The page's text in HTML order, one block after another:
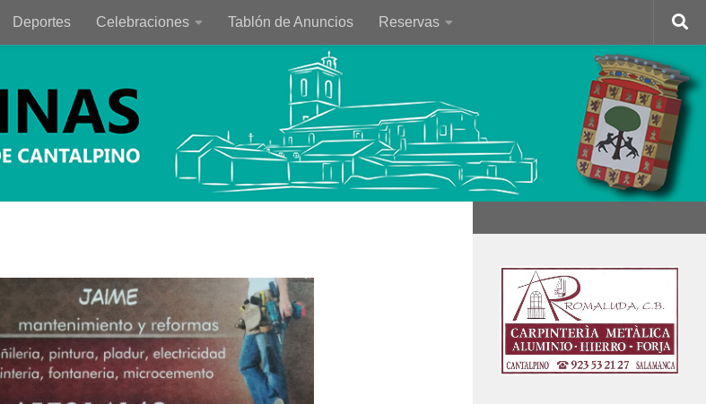
Deportes Celebraciones Tablón de Anuncios Reservas